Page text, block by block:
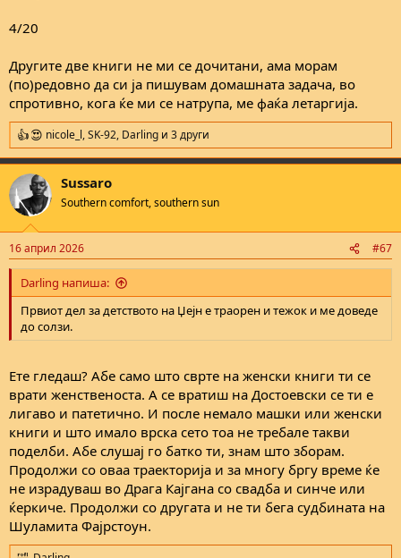
4/20
Другите две книги не ми се дочитани, ама морам
(по)редовно да си ја пишувам домашната задача, во
спротивно, кога ќе ми се натрупа, ме фаќа летаргија.
R
e
a
c
t
i
s
:
nicole_l,SK-92, Darling и 3 други
Sussaro
Southern comfort, southern sun
16 април 2026 #67
Darling напиша:
Првиот дел за детството на Џејн е траорен и тежок и ме доведе
до солзи.
Ете гледаш? Абе само што сврте на женски книги ти се
врати женственоста. А се вратиш на Достоевски се ти е
лигаво и патетично. И после немало машки или женски
книги и што имало врска сето тоа не требале такви
поделби. Абе слушај го батко ти, знам што зборам.
Продолжи со оваа траекторија и за многу бргу време ќе
не израдуваш во Драга Кајгана со свадба и синче или
ќеркиче. Продолжи со другата и не ти бега судбината на
Шуламита Фајрстоун.